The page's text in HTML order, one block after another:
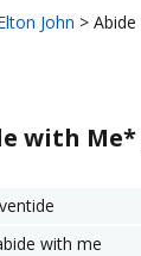
John >
with Me*
with me